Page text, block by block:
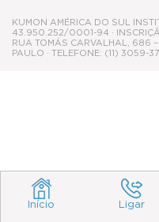
Início Ligar
KUMON AMÉRICA DO SUL
43.950.252/0001-94 ·
RUA TOMÁS CARVALHAL, 686
PAULO · TELEFONE: (11) 3059-